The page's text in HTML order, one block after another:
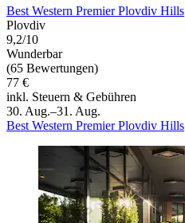
Best Western Premier Plovdiv Hills
Plovdiv
9,2/10
Wunderbar
(65 Bewertungen)
77 €
inkl. Steuern & Gebühren
30. Aug.–31. Aug.
Best Western Premier Plovdiv Hills